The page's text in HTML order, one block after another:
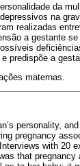
da
na
realizadas
a gestante
a
maternas.
personality,
pregnancy
Interviews with 20
that